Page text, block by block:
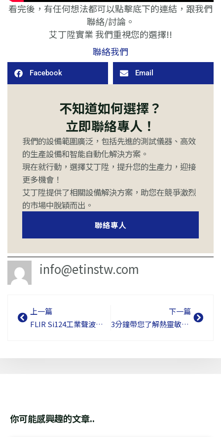
看完後，有任何想法都可以點擊底下的連結，跟我們
聯絡/討論。
艾丁陞實業 我們重視您的選擇!!
聯絡我們
Facebook Email
不知道如何選擇？
立即聯絡專人！
我們的設備範圍廣泛，包括先進的測試儀器、高效
的生產設備和智能自動化解決方案。
現在就行動，選擇艾丁陞，提升您的生產力，迎接
更多機會！
艾丁陞提供了相關設備解決方案，助您在競爭激烈
的市場中脫穎而出。
聯絡專人
info@etinstw.com
上一篇
FLIR Si124工業聲波成像儀｜裝備124個MEMS麥克風是 “+9神器”、還是 “雞肋” ?
下一篇
3分鐘帶您了解熱靈敏度 (NETD) 對熱像儀量測精度的重要性!
你可能感興趣的文章..